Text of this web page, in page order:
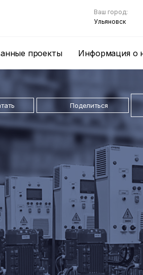
проекты Информация о
Ваш город:
Ульяновск
Поделиться